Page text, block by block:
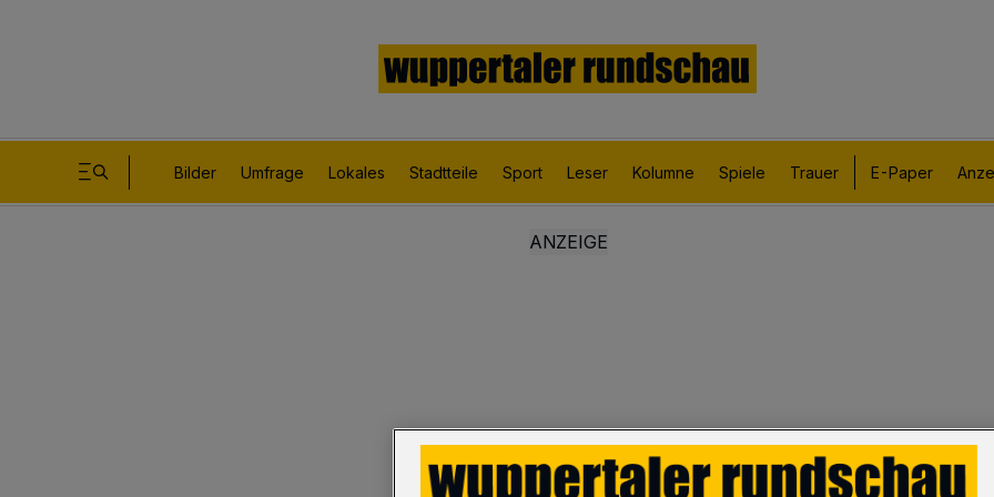
Bilder Umfrage Lokales Stadtteile Sport Leser Kolumne Spiele Trauer E-Paper